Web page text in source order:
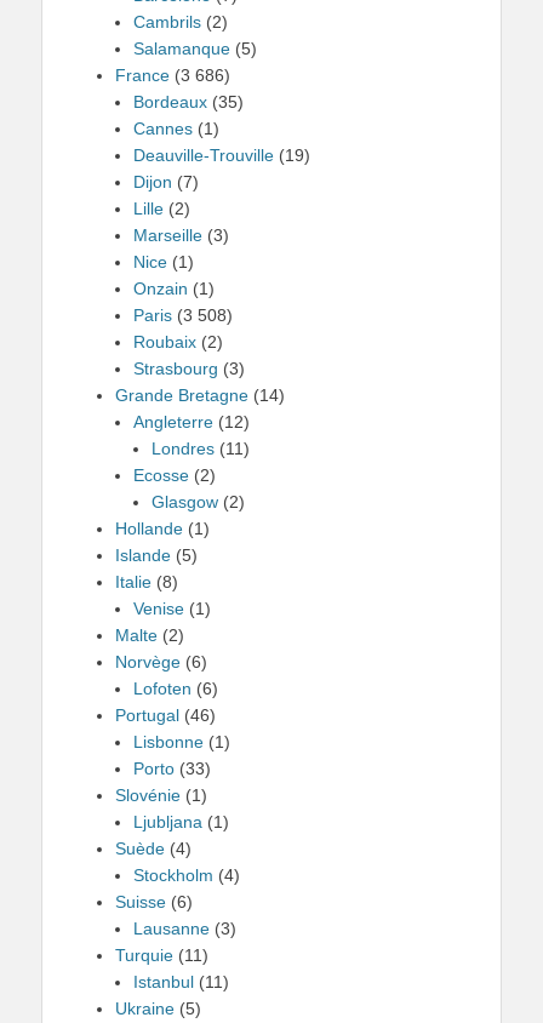
Cambrils (2)
Salamanque (5)
France (3 686)
Bordeaux (35)
Cannes (1)
Deauville-Trouville (19)
Dijon (7)
Lille (2)
Marseille (3)
Nice (1)
Onzain (1)
Paris (3 508)
Roubaix (2)
Strasbourg (3)
Grande Bretagne (14)
Angleterre (12)
Londres (11)
Ecosse (2)
Glasgow (2)
Hollande (1)
Islande (5)
Italie (8)
Venise (1)
Malte (2)
Norvège (6)
Lofoten (6)
Portugal (46)
Lisbonne (1)
Porto (33)
Slovénie (1)
Ljubljana (1)
Suède (4)
Stockholm (4)
Suisse (6)
Lausanne (3)
Turquie (11)
Istanbul (11)
Ukraine (5)